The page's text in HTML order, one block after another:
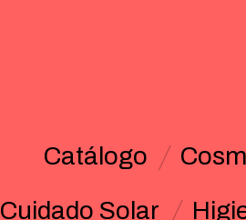
Catálogo
Cuidado Solar